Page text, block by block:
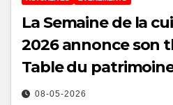
La Semaine de la
2026 annonce son
Table du
08-05-2026